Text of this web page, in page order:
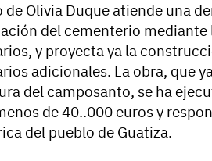
de Olivia Duque atiende una
del cementerio mediante
y proyecta ya la
adicionales. La obra, que
del camposanto, se ha
de 40..000 euros y
del pueblo de Guatiza.